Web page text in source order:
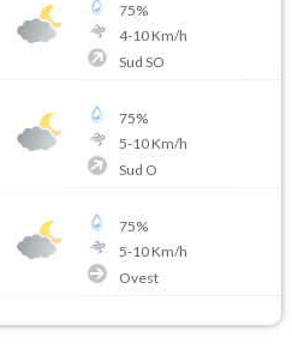
75%
4-10Km/h
Sud SO
75%
5-10Km/h
Sud O
75%
5-10Km/h
Ovest